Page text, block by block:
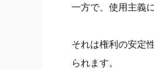
一方で、使用主義
それは権利の安定
られます。